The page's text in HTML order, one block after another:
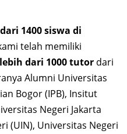
1400 siswa di
telah memiliki
dari 1000 tutor dari
Alumni Universitas
Bogor (IPB), Insitut
Negeri Jakarta
(UIN), Universitas Negeri